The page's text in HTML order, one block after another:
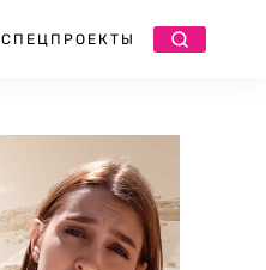
СПЕЦПРОЕКТЫ